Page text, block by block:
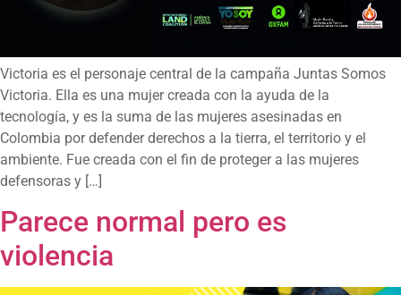
Victoria es el personaje central de la campaña Juntas Somos
Victoria. Ella es una mujer creada con la ayuda de la
tecnología, y es la suma de las mujeres asesinadas en
Colombia por defender derechos a la tierra, el territorio y el
ambiente. Fue creada con el fin de proteger a las mujeres
defensoras y […]
Parece normal pero es
violencia